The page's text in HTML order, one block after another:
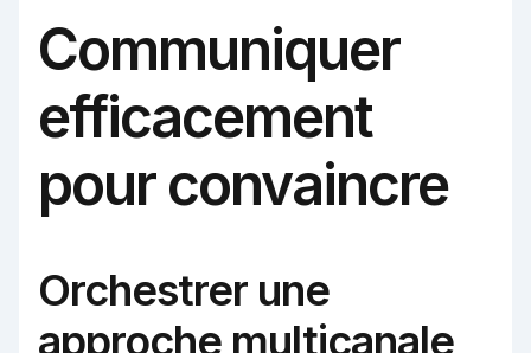
Communiquer
efficacement
pour convaincre
Orchestrer une
approche multicanale